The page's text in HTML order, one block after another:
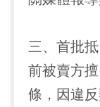
三、首批
前被賣方
條，因違